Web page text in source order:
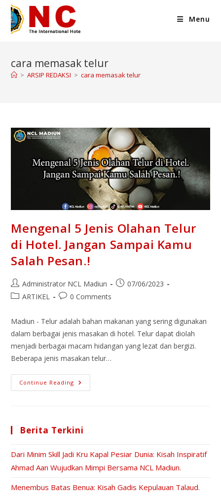
Menu
cara memasak telur
> ARSIP REDAKSI > cara memasak telur
Mengenal 5 Jenis Olahan Telur
di Hotel. Jangan Sampai Kamu
Salah Pesan.!
Administrator NCL Madiun
07/06/2023
ARTIKEL
0 Comments
Madiun - Telur adalah bahan makanan yang sering digunakan
dalam berbagai jenis masakan di hotel. Telur dapat diolah
menjadi berbagai macam hidangan yang lezat dan bergizi.
Beberapa jenis masakan telur…
Continue Reading
Berita Terkini
Dari Minim Skill Jadi Kru Kapal Pesiar Dunia: Kisah Inspiratif
Ahmad Aan Wujudkan Mimpi Bersama NCL Madiun.
Menembus Batas Benua: Kisah Gadis Kepulauan Talaud.